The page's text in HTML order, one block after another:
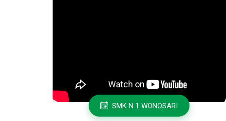
SMK N 1 WONOSARI